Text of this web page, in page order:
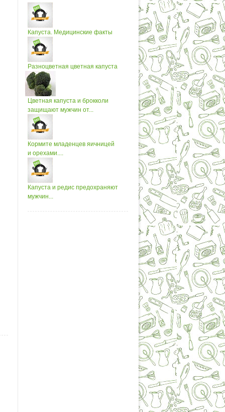
Капуста. Медицинские факты
Разноцветная цветная капуста
Цветная капуста и брокколи
защищают мужчин от...
Кормите младенцев яичницей
и орехами....
Капуста и редис предохраняют
мужчин...